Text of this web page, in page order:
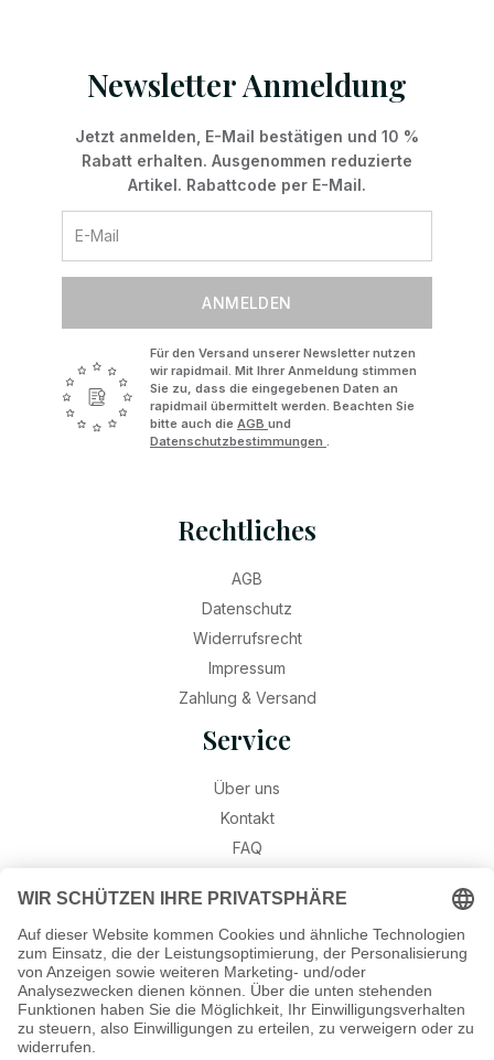
Newsletter Anmeldung
Jetzt anmelden, E-Mail bestätigen und 10 %
Rabatt erhalten. Ausgenommen reduzierte
Artikel. Rabattcode per E-Mail.
ANMELDEN
Für den Versand unserer Newsletter nutzen
wir rapidmail. Mit Ihrer Anmeldung stimmen
Sie zu, dass die eingegebenen Daten an
rapidmail übermittelt werden. Beachten Sie
bitte auch die AGB und
Datenschutzbestimmungen .
Rechtliches
AGB
Datenschutz
Widerrufsrecht
Impressum
Zahlung & Versand
Service
Über uns
Kontakt
FAQ
Widerruf
Ratgeber
Geburtssteine
Gravur – Schriften & Hinweise